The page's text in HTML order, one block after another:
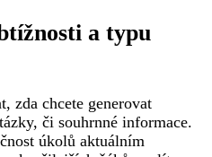
a typu
zda chcete generovat
či souhrnné informace.
úkolů aktuálním